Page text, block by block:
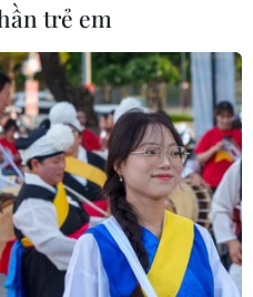
lượng - cũng như
sớm tăng lãi suất
đầu tư hiện vẫn còn
hình khắcphục hậu
nhân Fukushima./.
(TTXVN/Vietnam+)
trẻ em